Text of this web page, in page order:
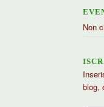
Non
blog,